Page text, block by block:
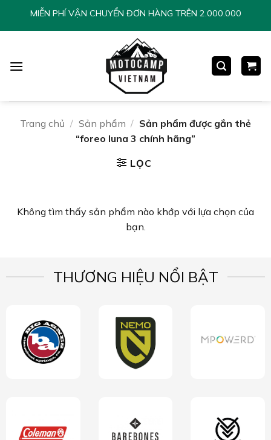
ChuyểnMIỄN PHÍ VẬN CHUYỂN ĐƠN HÀNG TRÊN 2.000.000
Trang chủ / Sản phẩm / Sản phẩm được gắn thẻ
“foreo luna 3 chính hãng”
LỌC
Không tìm thấy sản phẩm nào khớp với lựa chọn của
bạn.
THƯƠNG HIỆU NỔI BẬT